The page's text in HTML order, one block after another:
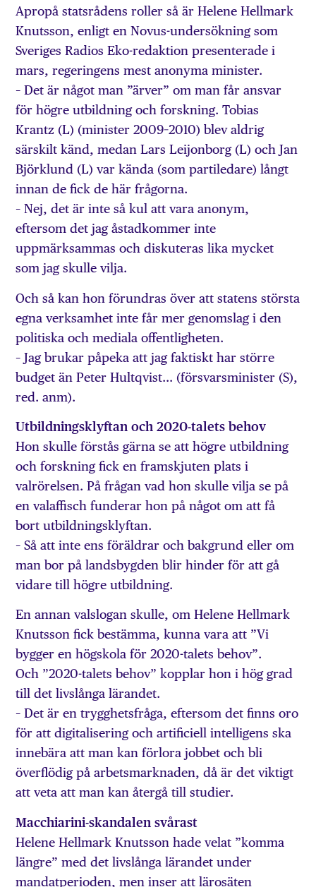
Apropå statsrådens roller så är Helene Hellmark
Knutsson, enligt en Novus-undersökning som
Sveriges Radios Eko-redaktion presenterade i
mars, regeringens mest anonyma minister.
– Det är något man ”ärver” om man får ansvar
för högre utbildning och forskning. Tobias
Krantz (L) (minister 2009–2010) blev aldrig
särskilt känd, medan Lars Leijonborg (L) och Jan
Björklund (L) var kända (som partiledare) långt
innan de fick de här frågorna.
– Nej, det är inte så kul att vara anonym,
eftersom det jag åstadkommer inte
uppmärksammas och diskuteras lika mycket
som jag skulle vilja.
Och så kan hon förundras över att statens största
egna verksamhet inte får mer genomslag i den
politiska och mediala offentligheten.
– Jag brukar påpeka att jag faktiskt har större
budget än Peter Hultqvist… (försvarsminister (S),
red. anm).
Utbildningsklyftan och 2020-talets behov
Hon skulle förstås gärna se att högre utbildning
och forskning fick en framskjuten plats i
valrörelsen. På frågan vad hon skulle vilja se på
en valaffisch funderar hon på något om att få
bort utbildningsklyftan.
– Så att inte ens föräldrar och bakgrund eller om
man bor på landsbygden blir hinder för att gå
vidare till högre utbildning.
En annan valslogan skulle, om Helene Hellmark
Knutsson fick bestämma, kunna vara att ”Vi
bygger en högskola för 2020-talets behov”.
Och ”2020-talets behov” kopplar hon i hög grad
till det livslånga lärandet.
– Det är en trygghetsfråga, eftersom det finns oro
för att digitalisering och artificiell intelligens ska
innebära att man kan förlora jobbet och bli
överflödig på arbetsmarknaden, då är det viktigt
att veta att man kan återgå till studier.
Macchiarini-skandalen svårast
Helene Hellmark Knutsson hade velat ”komma
längre” med det livslånga lärandet under
mandatperioden, men inser att lärosäten